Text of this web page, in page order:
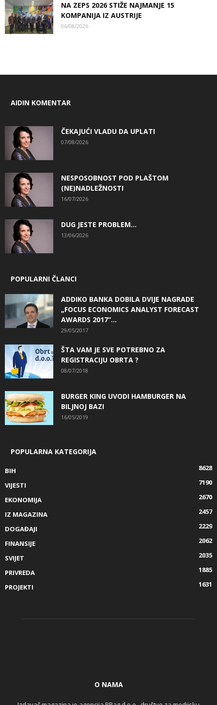
NA ZEPS 2026 STIŽE NAJMANJE 15
KOMPANIJA IZ AUSTRIJE
06/08/2026
AIDIN KOMENTAR
ČEKAJUĆI VLADU DA UPLATI
07/08/2026
NESPOSOBNOST POD PLAŠTOM
(NE)NADLEŽNOSTI
16/07/2026
DUG JESTE PROBLEM…
13/06/2026
POPULARNI ČLANCI
ADDIKO BANKA DOBILA DVIJE NAGRADE
„FOCUS ECONOMICS ANALYST FORECAST
AWARDS 2017“...
29/05/2017
ŠTA VAM JE SVE POTREBNO ZA
REGISTRACIJU OBRTA ?
08/07/2018
BURGER KING UVODI HAMBURGER NA
BILJNOJ BAZI
16/05/2019
POPULARNA KATEGORIJA
BIH
8628
VIJESTI
7190
EKONOMIJA
2670
IZ MAGAZINA
2457
DOGAĐAJI
2229
FINANSIJE
2062
SVIJET
2035
PRIVREDA
1885
PROJEKTI
1631
O NAMA